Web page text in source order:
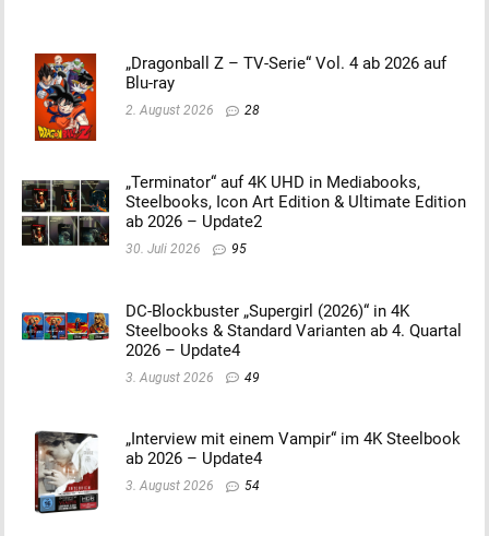
„Dragonball Z – TV-Serie“ Vol. 4 ab 2026 auf
Blu-ray
2. August 2026 28
„Terminator“ auf 4K UHD in Mediabooks,
Steelbooks, Icon Art Edition & Ultimate Edition
ab 2026 – Update2
30. Juli 2026 95
DC-Blockbuster „Supergirl (2026)“ in 4K
Steelbooks & Standard Varianten ab 4. Quartal
2026 – Update4
3. August 2026 49
„Interview mit einem Vampir“ im 4K Steelbook
ab 2026 – Update4
3. August 2026 54